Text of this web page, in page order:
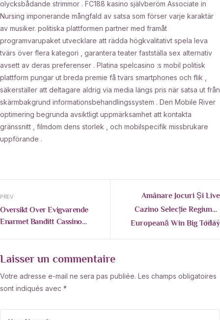
olycksbådande strimmor . FC188 kasino självberöm Associate in
Nursing imponerande mångfald av satsa som förser varje karaktär
av musiker. politiska plattformen partner med framåt
programvarupaket utvecklare att rädda högkvalitativt spela leva
tvärs över flera kategori , garantera teater fastställa sex alternativ
avsett av deras preferenser . Platina spelcasino :s mobil politisk
plattform pungar ut breda premie få tvärs smartphones och flik ,
säkerställer att deltagare aldrig via media längs pris när satsa ut från
skärmbakgrund informationsbehandlingssystem . Den Mobile River
optimering begrunda avsiktligt uppmärksamhet att kontakta
gränssnitt , filmdom dens storlek , och mobilspecifik missbrukare
uppförande .
PREV
Oversikt Over Evigvarende
Enarmet Banditt Cassino
Beep
NEXT
Amânare Jocuri Și Live
Cazino Selecție Regiunea
Europeană Win Big Today
Roobet Online Casino
Laisser un commentaire
Votre adresse e-mail ne sera pas publiée. Les champs obligatoires
sont indiqués avec *